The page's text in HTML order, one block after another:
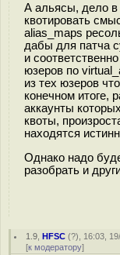
А альясы, дело в
квотировать
alias_maps
дабы для патча
и
юзеров по
из тех юзеров
конечном итоге,
аккаунты
квоты,
находятся
Однако надо
разобрать и
1.9 ,HFSC (?), 16:03,
[к модератору]